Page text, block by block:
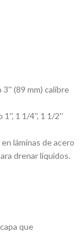
(89 mm) calibre
1'', 1 1/4'', 1 1/2''
láminas de acero
drenar líquidos.
que